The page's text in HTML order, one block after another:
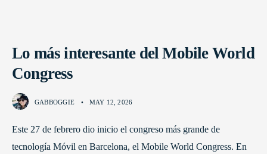
Lo más interesante del Mobile World
Congress
GABBOGGIE • MAY 12, 2026
Este 27 de febrero dio inicio el congreso más grande de
tecnología Móvil en Barcelona, el Mobile World Congress. En